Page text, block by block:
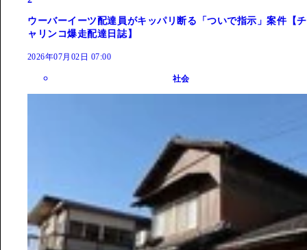
ウーバーイーツ配達員がキッパリ断る「ついで指示」案件【チ
ャリンコ爆走配達日誌】
2026年07月02日 07:00
社会